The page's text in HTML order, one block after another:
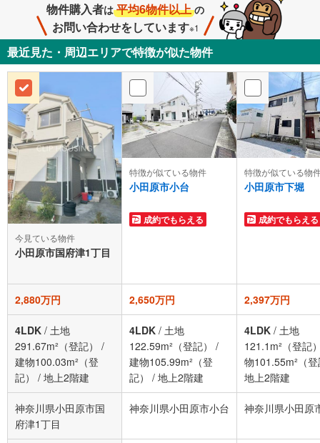
物件購入者は 平均6物件以上 の
お問い合わせをしています※1
最近見た・周辺エリアで特徴が似た物件
今見ている物件
小田原市国府津1丁目
特徴が似ている物件
小田原市小台
成約でもらえる
特徴が似ている物
小田原市下堀
成約でもらえる
2,880万円 2,650万円 2,397万円
4LDK / 土地
291.67m²（登記）
/
建物100.03m²（登
記）
/ 地上2階建
4LDK / 土地
122.59m²（登記）
/
建物105.99m²（登
記）
/ 地上2階建
4LDK / 土地
121.1m²（登記
物101.55m²（
地上2階建
神奈川県小田原市国
府津1丁目
神奈川県小田原市小台 神奈川県小田原